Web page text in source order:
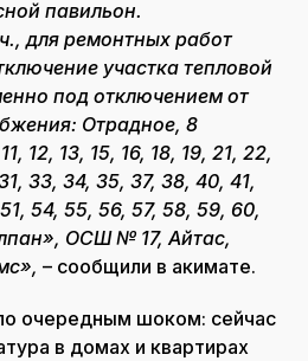
павильон.
для ремонтных работ
участка тепловой
под отключением от
Отрадное, 8
12, 13, 15, 16, 18, 19, 21, 22,
33, 34, 35, 37, 38, 40, 41,
54, 55, 56, 57, 58, 59, 60,
ОСШ № 17, Айтас,
– сообщили в акимате.
очередным шоком: сейчас
в домах и квартирах